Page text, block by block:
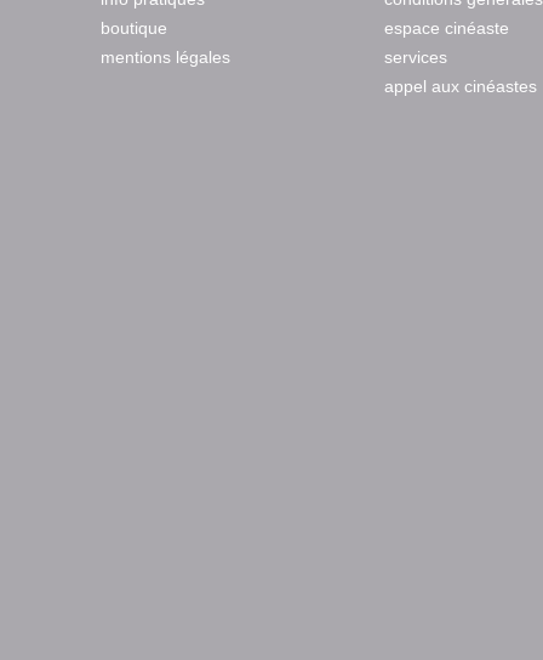
boutique
mentions légales
espace cinéaste
services
appel aux cinéastes